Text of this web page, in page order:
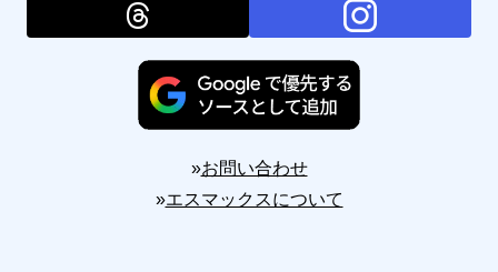
»お問い合わせ
»エスマックスについて